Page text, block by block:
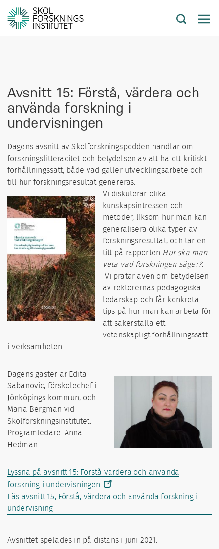
Avsnitt 15: Förstå, värdera och
använda forskning i
undervisningen
Dagens avsnitt av Skolforskningspodden handlar om
forskningslitteracitet och betydelsen av att ha ett kritiskt
förhållningssätt, både vad gäller utvecklingsarbete och
till hur forskningsresultat genereras.
Vi diskuterar olika
kunskapsintressen och
metoder, liksom hur man kan
generalisera olika typer av
forskningsresultat, och tar en
titt på rapporten Hur ska man
veta vad forskningen säger?.
Vi pratar även om betydelsen
av rektorernas pedagogiska
ledarskap och får konkreta
tips på hur man kan arbeta för
att säkerställa ett
vetenskapligt förhållningssätt
i verksamheten.
Dagens gäster är Edita
Sabanovic, förskolechef i
Jönköpings kommun, och
Maria Bergman vid
Skolforskningsinstitutet.
Programledare: Anna
Hedman.
Lyssna på avsnitt 15: Förstå värdera och använda
forskning i undervisningen
Läs avsnitt 15, Förstå, värdera och använda forskning i
undervisning
Avsnittet spelades in på distans i juni 2021.